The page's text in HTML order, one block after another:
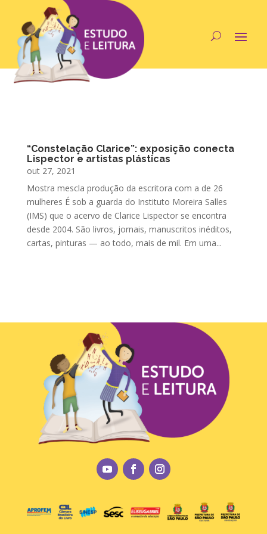
“Constelação Clarice”: exposição conecta
Lispector e artistas plásticas
out 27, 2021
Mostra mescla produção da escritora com a de 26
mulheres É sob a guarda do Instituto Moreira Salles
(IMS) que o acervo de Clarice Lispector se encontra
desde 2004. São livros, jornais, manuscritos inéditos,
cartas, pinturas — ao todo, mais de mil. Em uma...